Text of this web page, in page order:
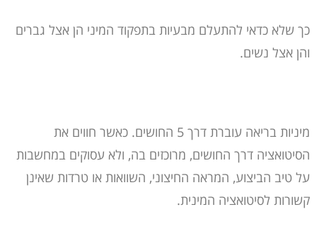
כך שלא כדאי להתעלם מבעיות בתפקוד המיני הן אצל גברים
והן אצל נשים.
מיניות בריאה עוברת דרך 5 החושים. כאשר חווים את
הסיטואציה דרך החושים, מרוכזים בה, ולא עסוקים במחשבות
על טיב הביצוע, המראה החיצוני, השוואות או טרדות שאינן
קשורות לסיטואציה המינית.